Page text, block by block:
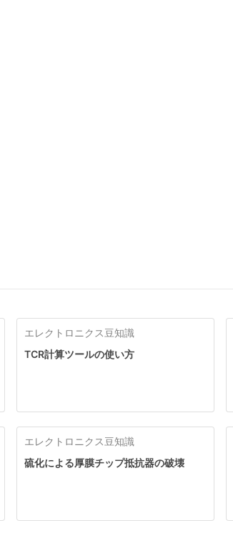
エレクトロニクス豆知識
TCR計算ツールの使い方
エレクトロニクス豆知識
硫化による厚膜チップ抵抗器の破壊